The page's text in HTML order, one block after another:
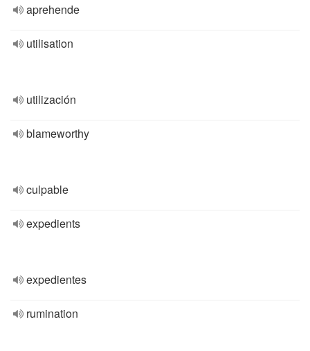
aprehende
utilisation
utilización
blameworthy
culpable
expedients
expedientes
rumination